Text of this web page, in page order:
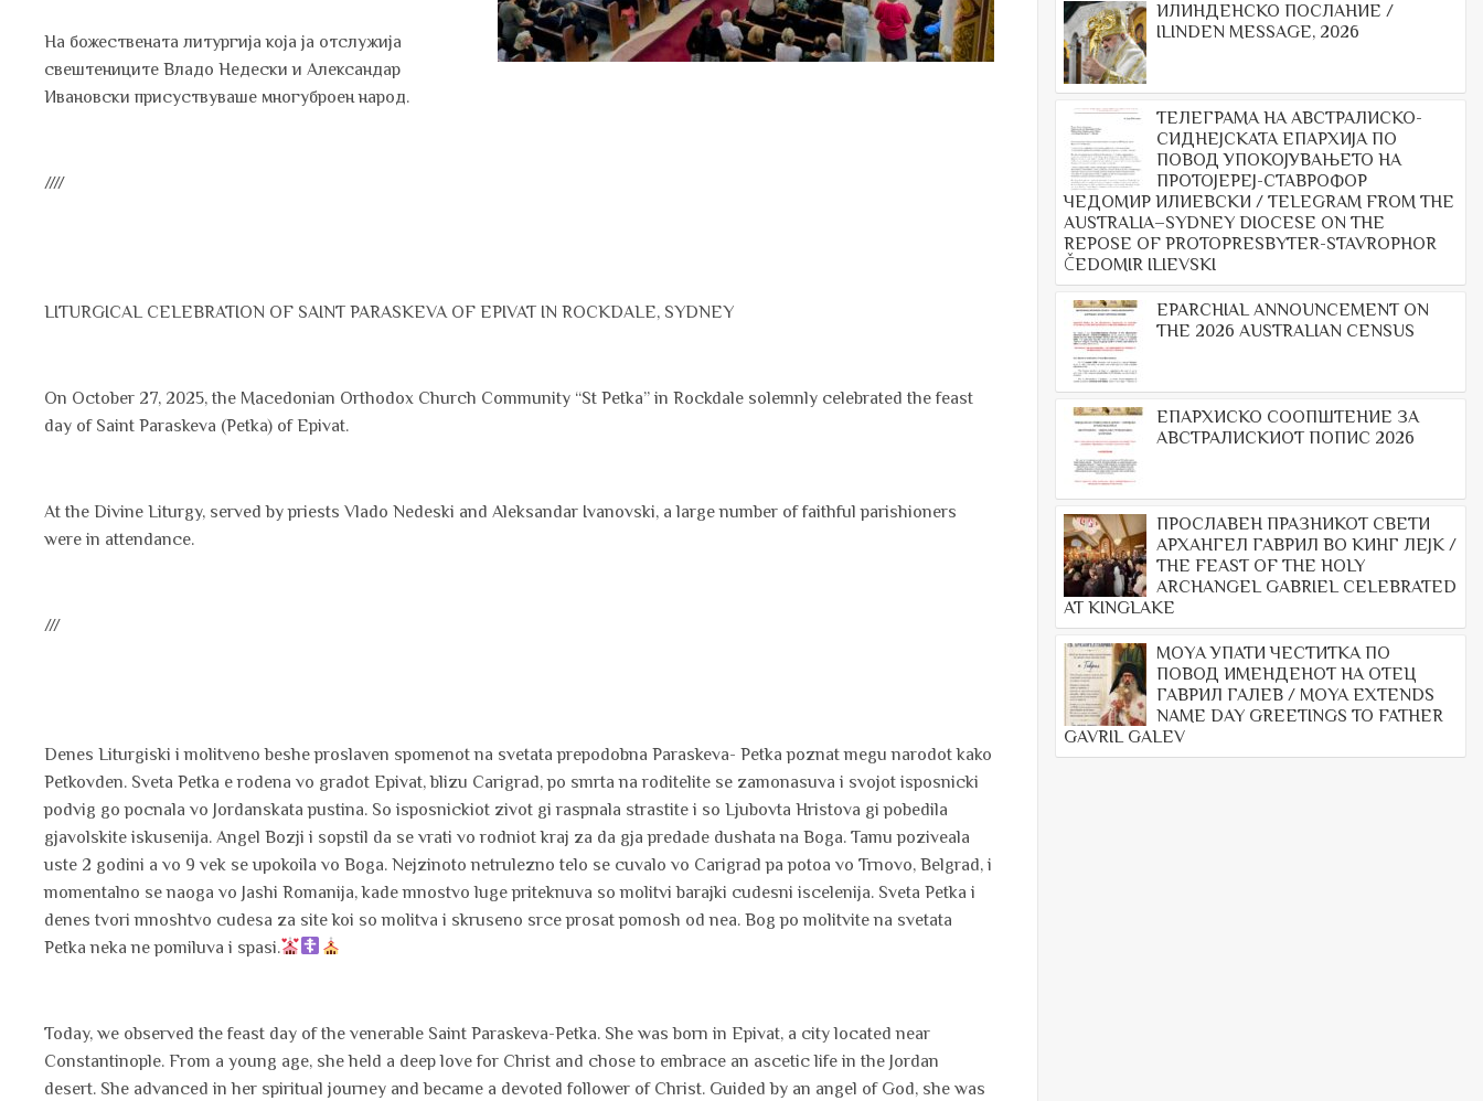
На божествената литургија која ја отслужија
свештениците Владо Недески и Александар
Ивановски присуствуваше многуброен народ.
////
LITURGICAL CELEBRATION OF SAINT PARASKEVA OF EPIVAT IN ROCKDALE, SYDNEY
On October 27, 2025, the Macedonian Orthodox Church Community “St Petka” in Rockdale solemnly celebrated the feast
day of Saint Paraskeva (Petka) of Epivat.
At the Divine Liturgy, served by priests Vlado Nedeski and Aleksandar Ivanovski, a large number of faithful parishioners
were in attendance.
///
Denes Liturgiski i molitveno beshe proslaven spomenot na svetata prepodobna Paraskeva- Petka poznat megu narodot kako
Petkovden. Sveta Petka e rodena vo gradot Epivat, blizu Carigrad, po smrta na roditelite se zamonasuva i svojot isposnicki
podvig go pocnala vo Jordanskata pustina. So isposnickiot zivot gi raspnala strastite i so Ljubovta Hristova gi pobedila
gjavolskite iskusenija. Angel Bozji i sopstil da se vrati vo rodniot kraj za da gja predade dushata na Boga. Tamu poziveala
uste 2 godini a vo 9 vek se upokoila vo Boga. Nejzinoto netrulezno telo se cuvalo vo Carigrad pa potoa vo Trnovo, Belgrad, i
momentalno se naoga vo Jashi Romanija, kade mnostvo luge priteknuva so molitvi barajki cudesni iscelenija. Sveta Petka i
denes tvori mnoshtvo cudesa za site koi so molitva i skruseno srce prosat pomosh od nea. Bog po molitvite na svetata
Petka neka ne pomiluva i spasi.
Today, we observed the feast day of the venerable Saint Paraskeva-Petka. She was born in Epivat, a city located near
Constantinople. From a young age, she held a deep love for Christ and chose to embrace an ascetic life in the Jordan
desert. She advanced in her spiritual journey and became a devoted follower of Christ. Guided by an angel of God, she was
ИЛИНДЕНСКО ПОСЛАНИЕ /
ILINDEN MESSAGE, 2026
ТЕЛЕГРАМА НА АВСТРАЛИСКО-
СИДНЕЈСКАТА ЕПАРХИЈА ПО
ПОВОД УПОКОЈУВАЊЕТО НА
ПРОТОЈЕРЕЈ-СТАВРОФОР
ЧЕДОМИР ИЛИЕВСКИ / TELEGRAM FROM THE
AUSTRALIA–SYDNEY DIOCESE ON THE
REPOSE OF PROTOPRESBYTER-STAVROPHOR
ČEDOMIR ILIEVSKI
EPARCHIAL ANNOUNCEMENT ON
THE 2026 AUSTRALIAN CENSUS
ЕПАРХИСКО СООПШТЕНИЕ ЗА
АВСТРАЛИСКИОТ ПОПИС 2026
ПРОСЛАВЕН ПРАЗНИКОТ СВЕТИ
АРХАНГЕЛ ГАВРИЛ ВО КИНГ ЛЕЈК /
THE FEAST OF THE HOLY
ARCHANGEL GABRIEL CELEBRATED
AT KINGLAKE
МОYА УПАТИ ЧЕСТИТКА ПО
ПОВОД ИМЕНДЕНОТ НА ОТЕЦ
ГАВРИЛ ГАЛЕВ / MOYA EXTENDS
NAME DAY GREETINGS TO FATHER
GAVRIL GALEV